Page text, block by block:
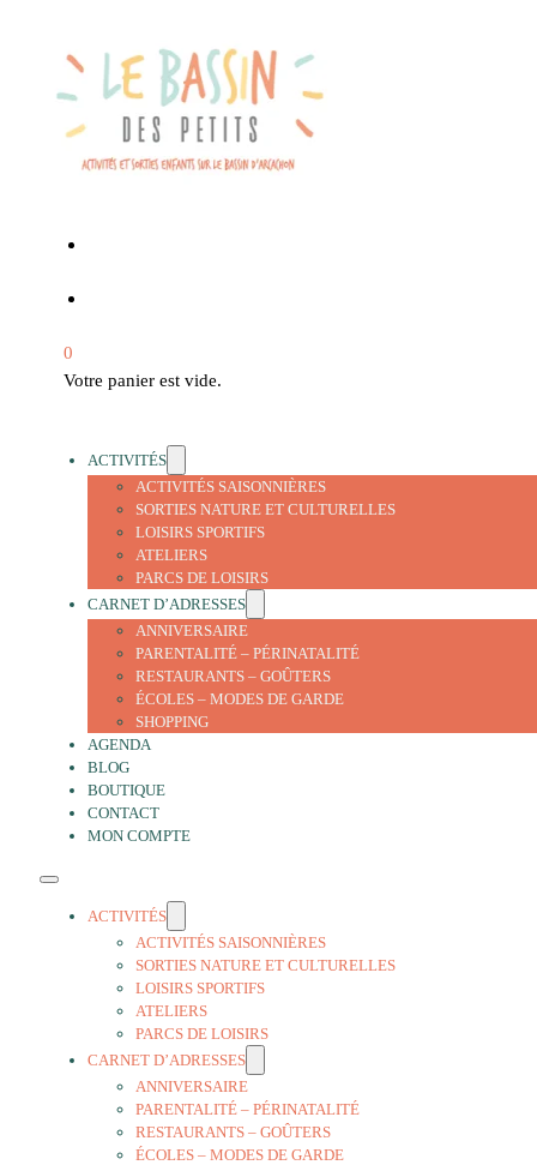
0
Votre panier est vide.
ACTIVITÉS
ACTIVITÉS SAISONNIÈRES
SORTIES NATURE ET CULTURELLES
LOISIRS SPORTIFS
ATELIERS
PARCS DE LOISIRS
CARNET D’ADRESSES
ANNIVERSAIRE
PARENTALITÉ – PÉRINATALITÉ
RESTAURANTS – GOÛTERS
ÉCOLES – MODES DE GARDE
SHOPPING
AGENDA
BLOG
BOUTIQUE
CONTACT
MON COMPTE
ACTIVITÉS
ACTIVITÉS SAISONNIÈRES
SORTIES NATURE ET CULTURELLES
LOISIRS SPORTIFS
ATELIERS
PARCS DE LOISIRS
CARNET D’ADRESSES
ANNIVERSAIRE
PARENTALITÉ – PÉRINATALITÉ
RESTAURANTS – GOÛTERS
ÉCOLES – MODES DE GARDE